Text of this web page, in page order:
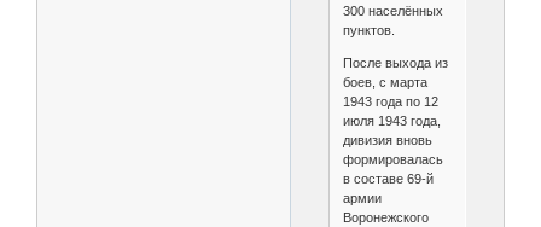
300 населённых
пунктов.
После выхода из
боев, с марта
1943 года по 12
июля 1943 года,
дивизия вновь
формировалась
в составе 69-й
армии
Воронежского